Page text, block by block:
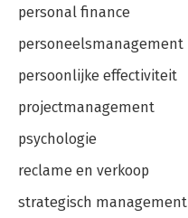
personal finance
personeelsmanagement
persoonlijke effectiviteit
projectmanagement
psychologie
reclame en verkoop
strategisch management